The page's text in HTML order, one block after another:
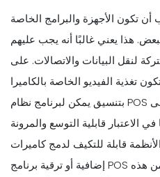
تكون الأجهزة والبرامج الخاصة
هذا يعني غالبًا أنه يجب عليهم
لنقل البيانات والاتصالات. على
تغذية الفيديو الخاصة بالكاميرا
بتنسيق يمكن لبرنامج نظام POS معالجته وعرضه بسهولة. علاوة على
الاعتبار قابلية التوسع والمرونة
قابلة للتكيف لدمج كاميرات
إضافية أو ترقية برنامج POS دون تعطيل الإعداد الحالي. تضمن هذه